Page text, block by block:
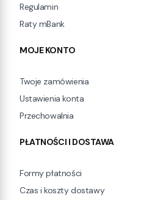
Regulamin
Raty mBank
MOJE KONTO
Twoje zamówienia
Ustawienia konta
Przechowalnia
PŁATNOŚCI I DOSTAWA
Formy płatności
Czas i koszty dostawy